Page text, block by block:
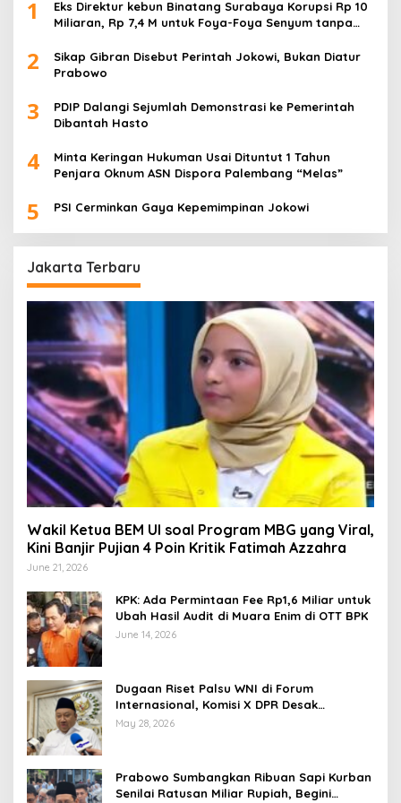
1
Eks Direktur kebun Binatang Surabaya Korupsi Rp 10
Miliaran, Rp 7,4 M untuk Foya-Foya Senyum tanpa
2
Sikap Gibran Disebut Perintah Jokowi, Bukan Diatur
Prabowo
3
PDIP Dalangi Sejumlah Demonstrasi ke Pemerintah
Dibantah Hasto
4
Minta Keringan Hukuman Usai Dituntut 1 Tahun
Penjara Oknum ASN Dispora Palembang “Melas”
5 PSI Cerminkan Gaya Kepemimpinan Jokowi
Jakarta Terbaru
Wakil Ketua BEM UI soal Program MBG yang Viral,
Kini Banjir Pujian 4 Poin Kritik Fatimah Azzahra
June 21, 2026
KPK: Ada Permintaan Fee Rp1,6 Miliar untuk
Ubah Hasil Audit di Muara Enim di OTT BPK
June 14, 2026
Dugaan Riset Palsu WNI di Forum
Internasional, Komisi X DPR Desak
Investigasi dan Penegakan Sanksi Etik
May 28, 2026
Prabowo Sumbangkan Ribuan Sapi Kurban
Senilai Ratusan Miliar Rupiah, Begini